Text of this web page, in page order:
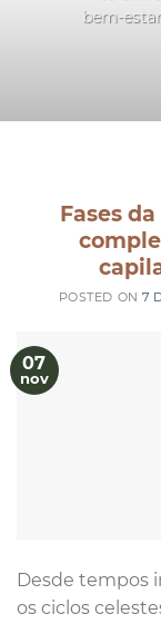
bem-
Fases
POSTED ON7
07
nov
Desde tempos
os ciclos